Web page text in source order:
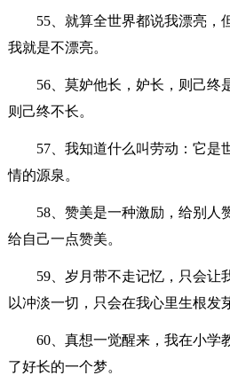
55、就算全世界都说我漂亮，
我就是不漂亮。
56、莫妒他长，妒长，则己终
则己终不长。
57、我知道什么叫劳动：它是
情的源泉。
58、赞美是一种激励，给别人
给自己一点赞美。
59、岁月带不走记忆，只会让
以冲淡一切，只会在我心里生根发
60、真想一觉醒来，我在小学
了好长的一个梦。